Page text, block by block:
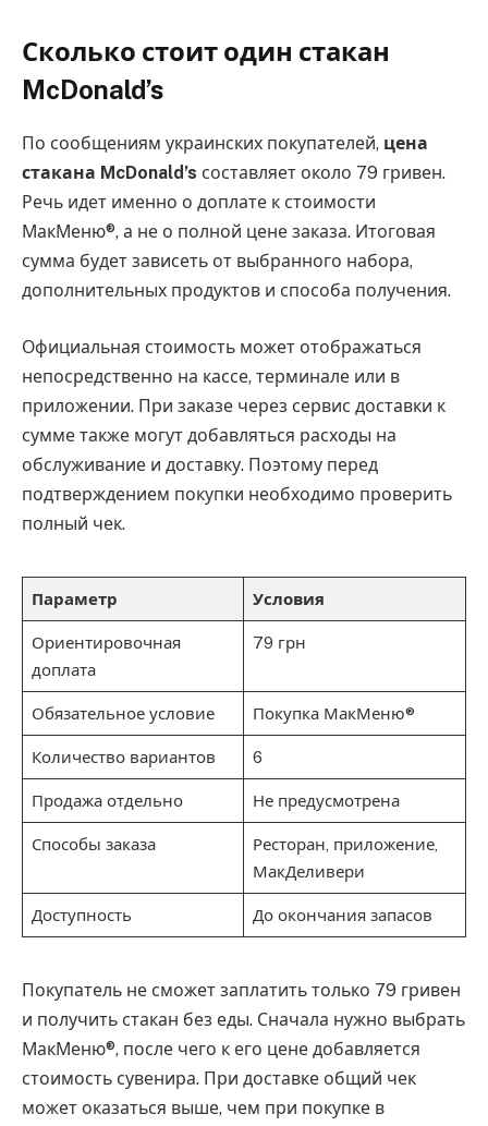
Сколько стоит один стакан
McDonald’s
По сообщениям украинских покупателей, цена
стакана McDonald’s составляет около 79 гривен.
Речь идет именно о доплате к стоимости
МакМеню®, а не о полной цене заказа. Итоговая
сумма будет зависеть от выбранного набора,
дополнительных продуктов и способа получения.
Официальная стоимость может отображаться
непосредственно на кассе, терминале или в
приложении. При заказе через сервис доставки к
сумме также могут добавляться расходы на
обслуживание и доставку. Поэтому перед
подтверждением покупки необходимо проверить
полный чек.
Параметр Условия
Ориентировочная
доплата
79 грн
Обязательное условие Покупка МакМеню®
Количество вариантов 6
Продажа отдельно Не предусмотрена
Способы заказа
Ресторан, приложение,
МакДеливери
Доступность До окончания запасов
Покупатель не сможет заплатить только 79 гривен
и получить стакан без еды. Сначала нужно выбрать
МакМеню®, после чего к его цене добавляется
стоимость сувенира. При доставке общий чек
может оказаться выше, чем при покупке в